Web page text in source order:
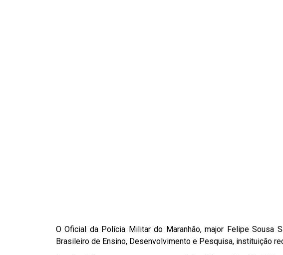
O Oficial da Polícia Militar do Maranhão, major Felipe Sousa
Brasileiro de Ensino, Desenvolvimento e Pesquisa, instituição